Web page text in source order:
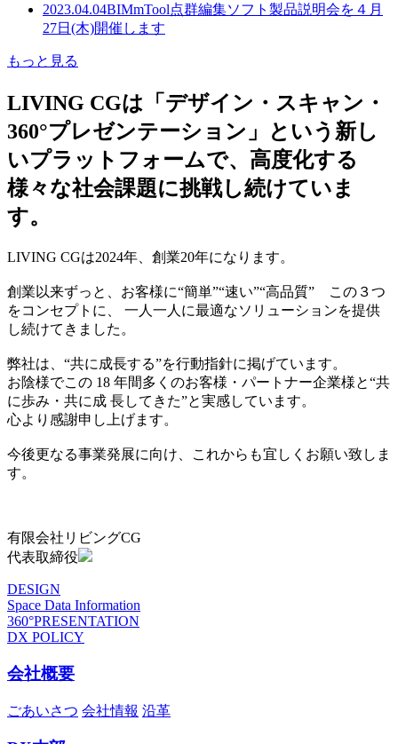
2023.04.04BIMmTool点群編集ソフト製品説明会を４月
27日(木)開催します
もっと見る
LIVING CGは「デザイン・スキャン・
360°プレゼンテーション」という新し
いプラットフォームで、高度化する
様々な社会課題に挑戦し続けていま
す。
LIVING CGは2024年、創業20年になります。
創業以来ずっと、お客様に“簡単”“速い”“高品質” この３つ
をコンセプトに、 一人一人に最適なソリューションを提供
し続けてきました。
弊社は、“共に成長する”を行動指針に掲げています。
お陰様でこの 18 年間多くのお客様・パートナー企業様と“共
に歩み・共に成 長してきた”と実感しています。
心より感謝申し上げます。
今後更なる事業発展に向け、これからも宜しくお願い致しま
す。
有限会社リビングCG
代表取締役
DESIGN
Space Data Information
360°PRESENTATION
DX POLICY
会社概要
ごあいさつ 会社情報 沿革